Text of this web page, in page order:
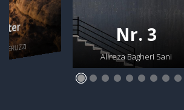
PERUZZI
Nr. 3
Alireza Bagheri Sani